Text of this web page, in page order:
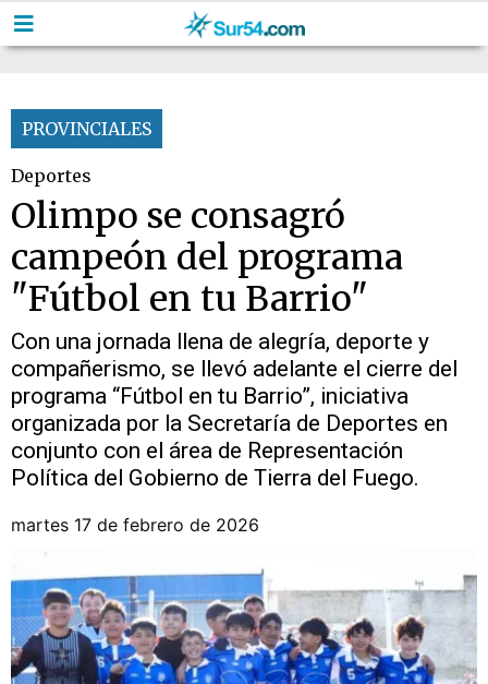
PROVINCIALES
Deportes
Olimpo se consagró
campeón del programa
"Fútbol en tu Barrio"
Con una jornada llena de alegría, deporte y
compañerismo, se llevó adelante el cierre del
programa “Fútbol en tu Barrio”, iniciativa
organizada por la Secretaría de Deportes en
conjunto con el área de Representación
Política del Gobierno de Tierra del Fuego.
martes 17 de febrero de 2026